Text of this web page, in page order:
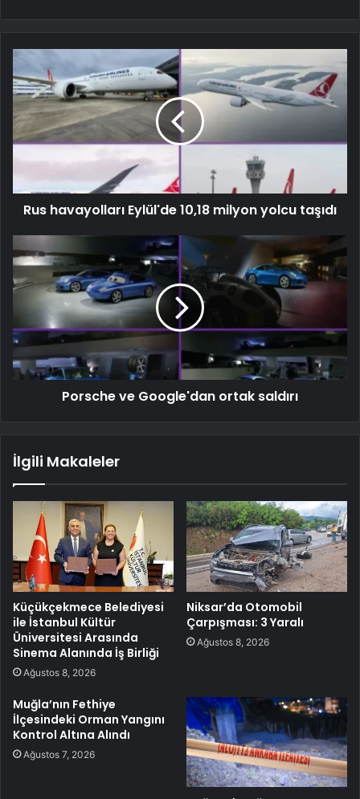
Rus havayolları Eylül'de 10,18 milyon yolcu taşıdı
Porsche ve Google'dan ortak saldırı
İlgili Makaleler
Küçükçekmece Belediyesi
ile İstanbul Kültür
Üniversitesi Arasında
Sinema Alanında İş Birliği
Ağustos 8, 2026
Niksar’da Otomobil
Çarpışması: 3 Yaralı
Ağustos 8, 2026
Muğla’nın Fethiye
İlçesindeki Orman Yangını
Kontrol Altına Alındı
Ağustos 7, 2026